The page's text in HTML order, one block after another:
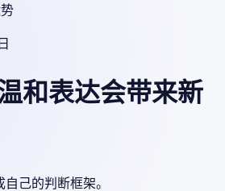
和表达会带来新
己的判断框架。